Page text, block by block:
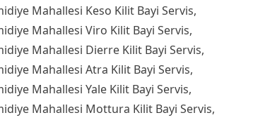
Mahallesi Keso Kilit Bayi Servis,
Mahallesi Viro Kilit Bayi Servis,
Mahallesi Dierre Kilit Bayi Servis,
Mahallesi Atra Kilit Bayi Servis,
Mahallesi Yale Kilit Bayi Servis,
Mahallesi Mottura Kilit Bayi Servis,